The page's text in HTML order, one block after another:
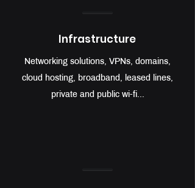
Infrastructure
Networking solutions, VPNs, domains,
cloud hosting, broadband, leased lines,
private and public wi-fi...